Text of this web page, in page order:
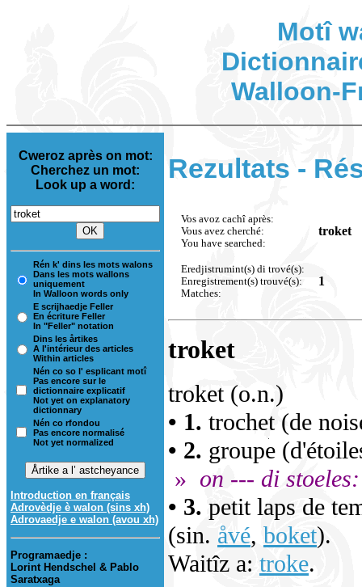
Motî
Walloon-
Cweroz après on mot:
Cherchez un mot:
Look up a word:
Rén k' dins les mots walons
Dans les mots wallons
uniquement
In Walloon words only
E scrijhaedje Feller
En écriture Feller
In "Feller" notation
Dins les årtikes
A l'intérieur des articles
Within articles
Nén co so l' esplicant motî
Pas encore sur le
dictionnaire explicatif
Not yet on explanatory
dictionnary
Nén co rfondou
Pas encore normalisé
Not yet normalized
Introduction en français
Adrovèdje è walon (sins xh)
Adrovaedje e walon (avou xh)
Programaedje :
Lorint Hendschel & Pablo
Saratxaga
Rezultats -
Vos avoz cachî après:
Vous avez cherché:
You have searched:
troket
Eredjistrumint(s) di trové(s):
Enregistrement(s) trouvé(s):
Matches:
1
troket
troket (o.n.)
• 1. trochet (de
• 2. groupe
» on --- di stoeles:
• 3. petit laps de
(sin. åvé, boket).
Waitîz a: troke.